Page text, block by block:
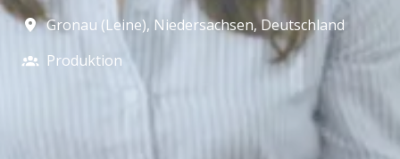
Gronau (Leine), Niedersachsen, Deutschland
Produktion